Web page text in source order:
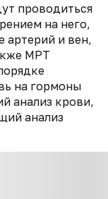
проводиться
на него,
артерий и вен,
МРТ
на гормоны
анализ крови,
анализ